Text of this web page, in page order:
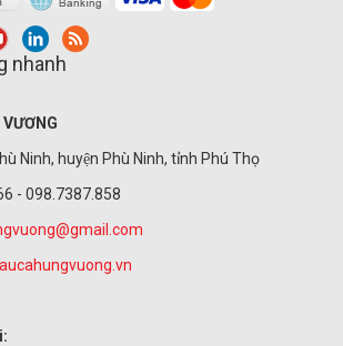
nhanh
Ninh, huyện Phù Ninh, tỉnh Phú Thọ
- 098.7387.858